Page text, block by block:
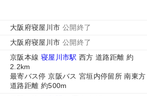
大阪府寝屋川市 公開終了
大阪府寝屋川市 公開終了
京阪本線 寝屋川市駅 西方 道路距離 約
2.2km
最寄バス停 京阪バス 宮垣内停留所 南東方
道路距離 約500m